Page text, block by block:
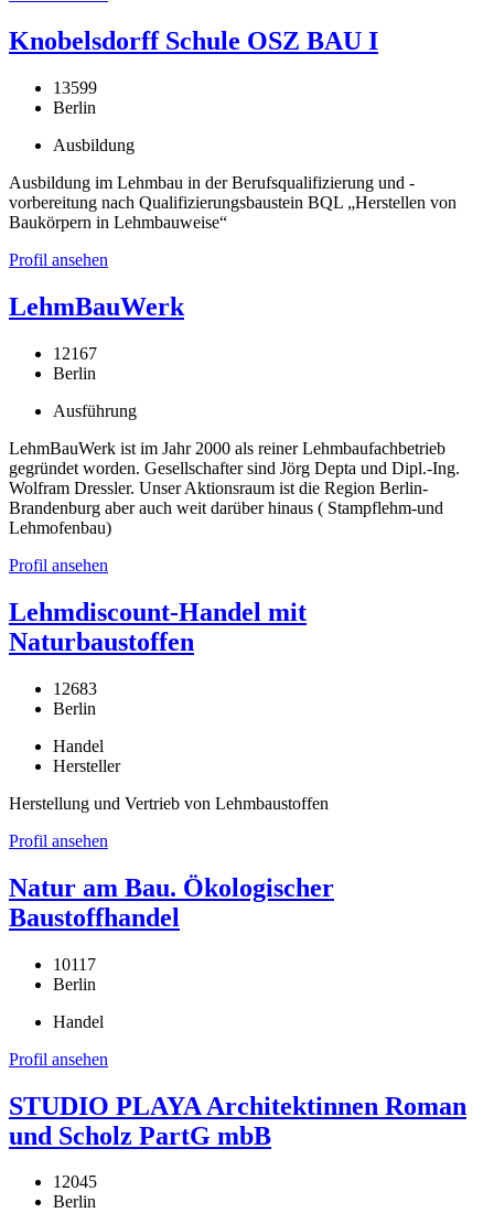
Knobelsdorff Schule OSZ BAU I
13599
Berlin
Ausbildung
Ausbildung im Lehmbau in der Berufsqualifizierung und -
vorbereitung nach Qualifizierungsbaustein BQL „Herstellen von
Baukörpern in Lehmbauweise“
Profil ansehen
LehmBauWerk
12167
Berlin
Ausführung
LehmBauWerk ist im Jahr 2000 als reiner Lehmbaufachbetrieb
gegründet worden. Gesellschafter sind Jörg Depta und Dipl.-Ing.
Wolfram Dressler. Unser Aktionsraum ist die Region Berlin-
Brandenburg aber auch weit darüber hinaus ( Stampflehm-und
Lehmofenbau)
Profil ansehen
Lehmdiscount-Handel mit
Naturbaustoffen
12683
Berlin
Handel
Hersteller
Herstellung und Vertrieb von Lehmbaustoffen
Profil ansehen
Natur am Bau. Ökologischer
Baustoffhandel
10117
Berlin
Handel
Profil ansehen
STUDIO PLAYA Architektinnen Roman
und Scholz PartG mbB
12045
Berlin